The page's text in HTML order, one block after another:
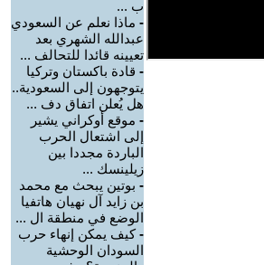
ب ...
- ماذا نعلم عن السعودي
عبدالله الشهري بعد
تعيينه قائدا للتحالف ...
- قادة باكستان وتركيا
يتوجهون إلى السعودية..
هل يُعلن اتفاق دف ...
- موقع أوكراني يشير
إلى اشتعال الحرب
الباردة مجددا بين
زيلينسك ...
- بوتين يبحث مع محمد
بن زايد آل نهيان هاتفيا
الوضع في منطقة ال ...
-كيف يمكن إنهاء حرب
السودان الوحشية